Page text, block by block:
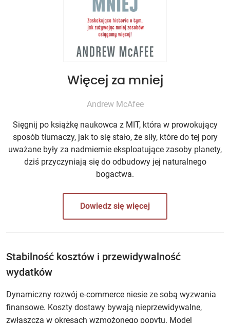
Więcej za mniej
Andrew McAfee
Sięgnij po książkę naukowca z MIT, która w prowokujący
sposób tłumaczy, jak to się stało, że siły, które do tej pory
uważane były za nadmiernie eksploatujące zasoby planety,
dziś przyczyniają się do odbudowy jej naturalnego
bogactwa.
Dowiedz się więcej
Stabilność kosztów i przewidywalność
wydatków
Dynamiczny rozwój e‑commerce niesie ze sobą wyzwania
finansowe. Koszty dostawy bywają nieprzewidywalne,
zwłaszcza w okresach wzmożonego popytu. Model